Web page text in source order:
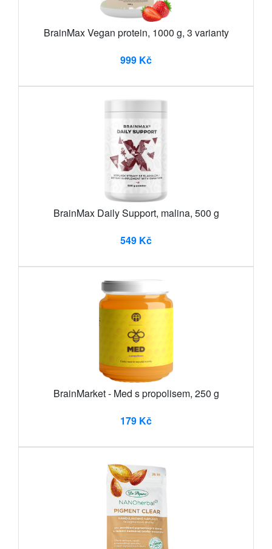
BrainMax Vegan protein, 1000 g, 3 varianty
999 Kč
BrainMax Daily Support, malina, 500 g
549 Kč
BrainMarket - Med s propolisem, 250 g
179 Kč